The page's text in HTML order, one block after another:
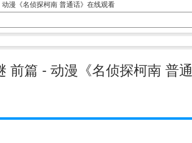
漫《名侦探柯南 普通话》在线观看
前篇 - 动漫《名侦探柯南 普通